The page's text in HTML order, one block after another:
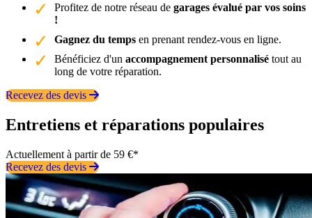
Profitez de notre réseau de garages évalué par vos soins
!
Gagnez du temps en prenant rendez-vous en ligne.
Bénéficiez d'un accompagnement personnalisé tout au
long de votre réparation.
Recevez des devis
Entretiens et réparations populaires
Actuellement à partir de 59 €*
Recevez des devis